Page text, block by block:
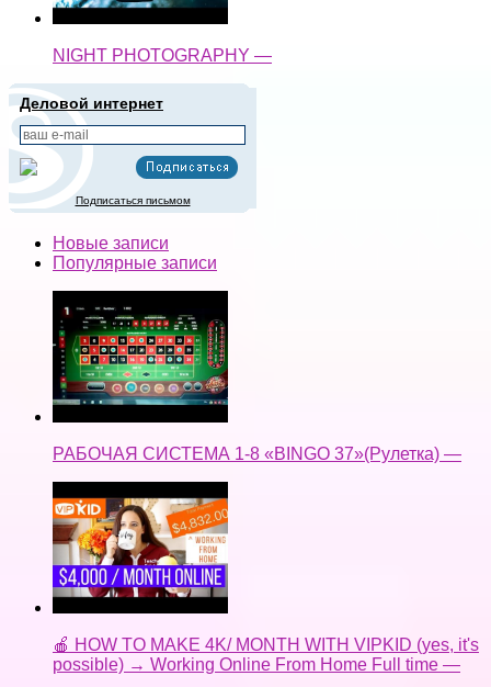
NIGHT PHOTOGRAPHY —
Деловой интернет
Подписаться письмом
Новые записи
Популярные записи
РАБОЧАЯ СИСТЕМА 1-8 «BINGO 37»(Рулетка) —
🍎 HOW TO MAKE 4K/ MONTH WITH VIPKID (yes, it's
possible) → Working Online From Home Full time —